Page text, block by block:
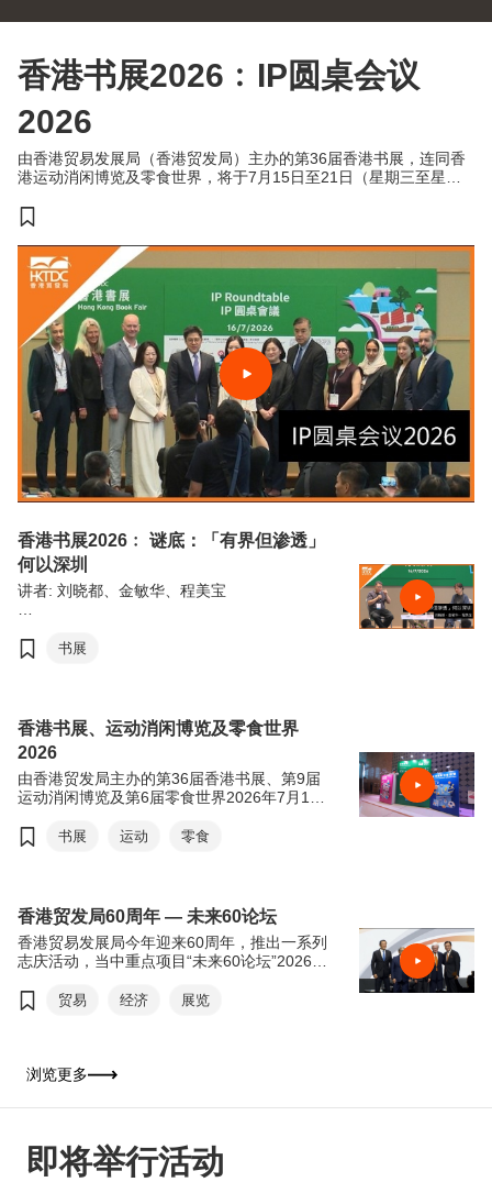
香港书展2026﹕IP圆桌会议
2026
由香港贸易发展局（香港贸发局）主办的第36届香港书展，连同香
港运动消闲博览及零食世界，将于7月15日至21日（星期三至星期
商，来自约30个国家及地区，为入场人士带来集阅读、运动与消闲
香港书展2026﹕ 谜底：「有界但渗透」
何以深圳
讲者: 刘晓都、金敏华、程美宝
届香港书展，连同香港运动消闲博览及零食世
区，为入场人士带来集阅读、运动与消闲于一
体的盛夏旅程。
书展
香港书展、运动消闲博览及零食世界
2026
由香港贸发局主办的第36届香港书展、第9届
运动消闲博览及第6届零食世界2026年7月15
以“从香港阅读世界：文创传承．旅悦人生”，
享，进一步彰显香港作为中外文化艺术交流中
心的独特优势。连同同期举行的运动消闲博览
及零食世界，三展共吸引超过770家参展商参
与，为市民及旅客带来集阅读、运动及美食于
一。
书展 运动 零食
香港贸发局60周年 — 未来60论坛
香港贸易发展局今年迎来60周年，推出一系列
志庆活动，当中重点项目“未来60论坛”2026年
坛”以“回顾与前瞻”为主轴，由贸发局前主席邓
担任论坛嘉宾，并担任主持，共同回顾香港经
程，探讨香港如何在百年变局中继续发挥“超
贸易 经济 展览
浏览更多
即将举行活动